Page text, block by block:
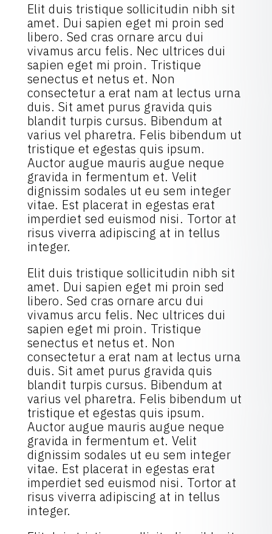
Elit duis tristique sollicitudin nibh sit
amet. Dui sapien eget mi proin sed
libero. Sed cras ornare arcu dui
vivamus arcu felis. Nec ultrices dui
sapien eget mi proin. Tristique
senectus et netus et. Non
consectetur a erat nam at lectus urna
duis. Sit amet purus gravida quis
blandit turpis cursus. Bibendum at
varius vel pharetra. Felis bibendum ut
tristique et egestas quis ipsum.
Auctor augue mauris augue neque
gravida in fermentum et. Velit
dignissim sodales ut eu sem integer
vitae. Est placerat in egestas erat
imperdiet sed euismod nisi. Tortor at
risus viverra adipiscing at in tellus
integer.
Elit duis tristique sollicitudin nibh sit
amet. Dui sapien eget mi proin sed
libero. Sed cras ornare arcu dui
vivamus arcu felis. Nec ultrices dui
sapien eget mi proin. Tristique
senectus et netus et. Non
consectetur a erat nam at lectus urna
duis. Sit amet purus gravida quis
blandit turpis cursus. Bibendum at
varius vel pharetra. Felis bibendum ut
tristique et egestas quis ipsum.
Auctor augue mauris augue neque
gravida in fermentum et. Velit
dignissim sodales ut eu sem integer
vitae. Est placerat in egestas erat
imperdiet sed euismod nisi. Tortor at
risus viverra adipiscing at in tellus
integer.